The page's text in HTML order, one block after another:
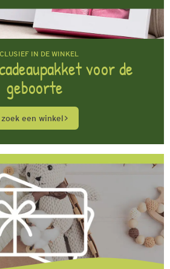
IN DE WINKEL
voor de
geboorte
zoek een winkel